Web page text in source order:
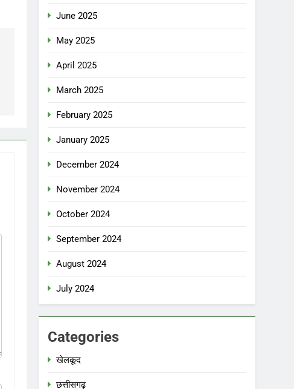
June 2025
May 2025
April 2025
March 2025
February 2025
January 2025
December 2024
November 2024
October 2024
September 2024
August 2024
July 2024
Categories
खेलकूद
छत्तीसगढ़